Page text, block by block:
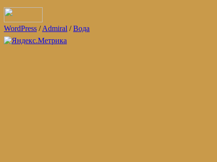
WordPress /Admiral /Вода